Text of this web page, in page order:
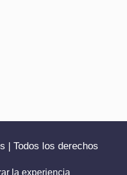
| Todos los derechos
la experiencia